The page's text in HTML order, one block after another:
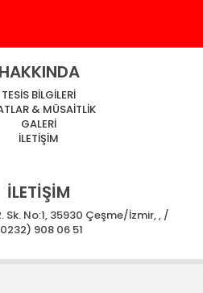
HAKKINDA
TESİS BİLGİLERİ
& MÜSAİTLİK
GALERİ
İLETİŞİM
İLETİŞİM
Sk. No:1, 35930 Çeşme/İzmir, , /
908 06 51